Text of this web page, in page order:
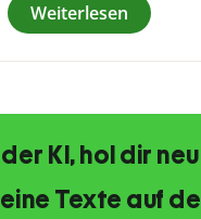
Weiterlesen
KI, hol dir
Texte auf